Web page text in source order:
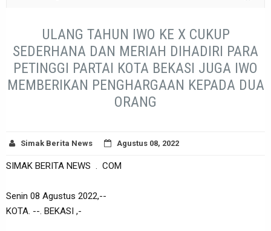
ULANG TAHUN IWO KE X CUKUP
SEDERHANA DAN MERIAH DIHADIRI PARA
PETINGGI PARTAI KOTA BEKASI JUGA IWO
MEMBERIKAN PENGHARGAAN KEPADA DUA
ORANG
Simak Berita News Agustus 08, 2022
SIMAK BERITA NEWS . COM
Senin 08 Agustus 2022,--
KOTA. --. BEKASI ,-